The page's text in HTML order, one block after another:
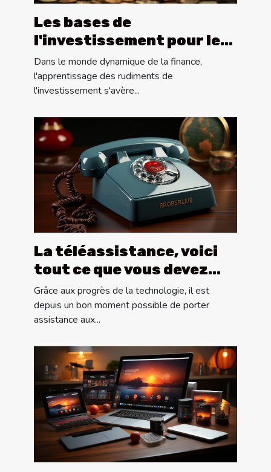
Les bases de
l'investissement pour les
débutants
Dans le monde dynamique de la finance,
l'apprentissage des rudiments de
l'investissement s'avère...
La téléassistance, voici
tout ce que vous devez
savoir !
Grâce aux progrès de la technologie, il est
depuis un bon moment possible de porter
assistance aux...